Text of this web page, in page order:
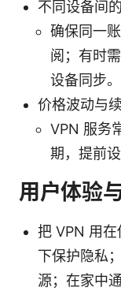
不同设备间
确保同一
阅；有时
设备同步。
价格波动与
VPN 服务
期，提前
用户体验
把 VPN 用
下保护隐私
源；在家中